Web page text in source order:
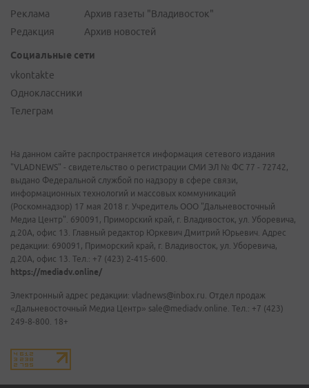
Реклама
Редакция
Архив газеты "Владивосток"
Архив новостей
Социальные сети
vkontakte
Одноклассники
Телеграм
На данном сайте распространяется информация сетевого издания
"VLADNEWS" - свидетельство о регистрации СМИ ЭЛ № ФС 77 - 72742,
выдано Федеральной службой по надзору в сфере связи,
информационных технологий и массовых коммуникаций
(Роскомнадзор) 17 мая 2018 г. Учредитель ООО "Дальневосточный
Медиа Центр". 690091, Приморский край, г. Владивосток, ул. Уборевича,
д.20А, офис 13. Главный редактор Юркевич Дмитрий Юрьевич. Адрес
редакции: 690091, Приморский край, г. Владивосток, ул. Уборевича,
д.20А, офис 13. Тел.: +7 (423) 2-415-600.
https://mediadv.online/
Электронный адрес редакции: vladnews@inbox.ru. Отдел продаж
«Дальневосточный Медиа Центр» sale@mediadv.online. Тел.: +7 (423)
249-8-800. 18+